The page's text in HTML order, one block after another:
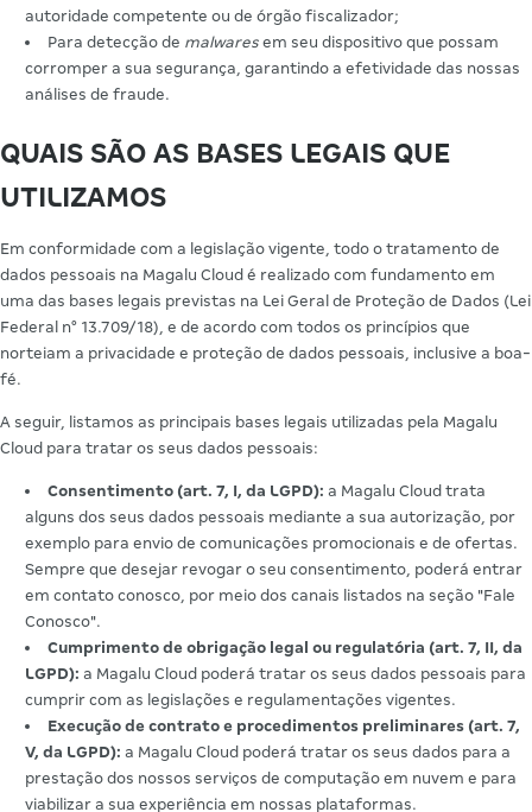
autoridade competente ou de órgão fiscalizador;
Para detecção de malwares em seu dispositivo que possam
corromper a sua segurança, garantindo a efetividade das nossas
análises de fraude.
QUAIS SÃO AS BASES LEGAIS QUE
UTILIZAMOS
Em conformidade com a legislação vigente, todo o tratamento de
dados pessoais na Magalu Cloud é realizado com fundamento em
uma das bases legais previstas na Lei Geral de Proteção de Dados (Lei
Federal n° 13.709/18), e de acordo com todos os princípios que
norteiam a privacidade e proteção de dados pessoais, inclusive a boa-
fé.
A seguir, listamos as principais bases legais utilizadas pela Magalu
Cloud para tratar os seus dados pessoais:
Consentimento (art. 7, I, da LGPD): a Magalu Cloud trata
alguns dos seus dados pessoais mediante a sua autorização, por
exemplo para envio de comunicações promocionais e de ofertas.
Sempre que desejar revogar o seu consentimento, poderá entrar
em contato conosco, por meio dos canais listados na seção "Fale
Conosco".
Cumprimento de obrigação legal ou regulatória (art. 7, II, da
LGPD): a Magalu Cloud poderá tratar os seus dados pessoais para
cumprir com as legislações e regulamentações vigentes.
Execução de contrato e procedimentos preliminares (art. 7,
V, da LGPD): a Magalu Cloud poderá tratar os seus dados para a
prestação dos nossos serviços de computação em nuvem e para
viabilizar a sua experiência em nossas plataformas.